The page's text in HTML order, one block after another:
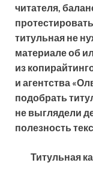
читателя,
титульная не
материале об
из
и агентства
подобрать
не выглядели
полезность
Титульная